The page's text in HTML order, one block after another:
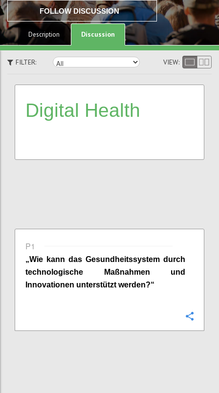
FOLLOW DISCUSSION
Description Discussion
FILTER: VIEW:
Digital Health
P1
„Wie kann das Gesundheitssystem durch
technologische Maßnahmen und
Innovationen unterstützt werden?“